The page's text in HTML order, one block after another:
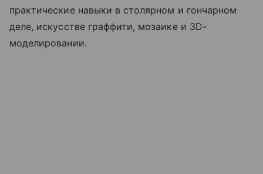
практические навыки в столярном и гончарном
деле, искусстве граффити, мозаике и 3D-
моделировании.